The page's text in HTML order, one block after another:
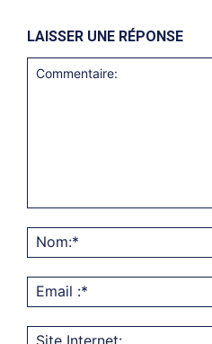
LAISSER UNE RÉPONSE